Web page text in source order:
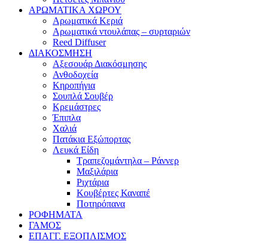
ΑΡΩΜΑΤΙΚΑ ΧΩΡΟΥ
Αρωματικά Κεριά
Αρωματικά ντουλάπας – συρταριών
Reed Diffuser
ΔΙΑΚΟΣΜΗΣΗ
Αξεσουάρ Διακόσμησης
Ανθοδοχεία
Κηροπήγια
Σουπλά Σουβέρ
Κρεμάστρες
Έπιπλα
Χαλιά
Πατάκια Εξώπορτας
Λευκά Είδη
Τραπεζομάντηλα – Ράννερ
Μαξιλάρια
Ριχτάρια
Κουβέρτες Καναπέ
Ποτηρόπανα
ΡΟΦΗΜΑΤΑ
ΓΑΜΟΣ
ΕΠΑΓΓ. ΕΞΟΠΛΙΣΜΟΣ